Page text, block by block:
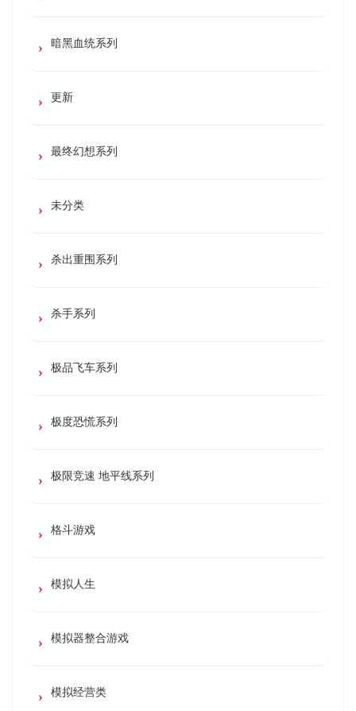
暗黑血统系列
更新
最终幻想系列
未分类
杀出重围系列
杀手系列
极品飞车系列
极度恐慌系列
极限竞速 地平线系列
格斗游戏
模拟人生
模拟器整合游戏
模拟经营类